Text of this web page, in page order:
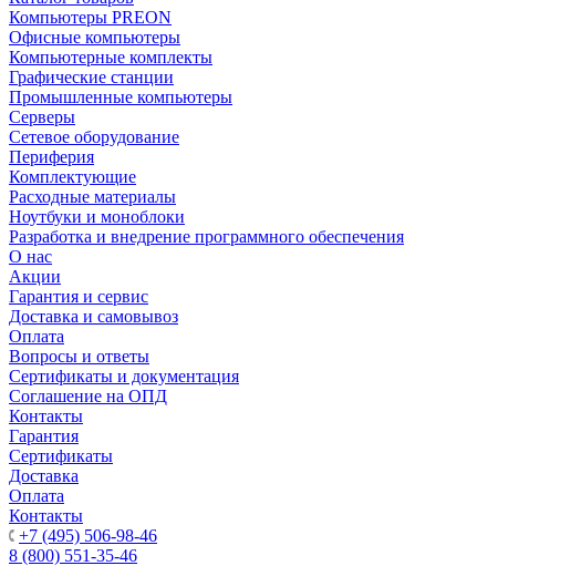
Компьютеры PREON
Офисные компьютеры
Компьютерные комплекты
Графические станции
Промышленные компьютеры
Серверы
Сетевое оборудование
Периферия
Комплектующие
Расходные материалы
Ноутбуки и моноблоки
Разработка и внедрение программного обеспечения
О нас
Акции
Гарантия и сервис
Доставка и самовывоз
Оплата
Вопросы и ответы
Сертификаты и документация
Соглашение на ОПД
Контакты
Гарантия
Сертификаты
Доставка
Оплата
Контакты
+7 (495) 506-98-46
8 (800) 551-35-46